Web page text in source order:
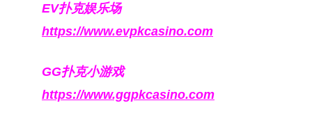
EV扑克娱乐场
https://www.evpkcasino.com
GG扑克小游戏
https://www.ggpkcasino.com